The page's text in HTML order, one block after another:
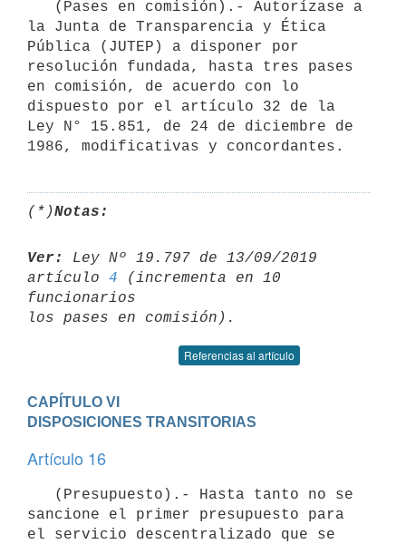
la Junta de Transparencia y Ética
Pública (JUTEP) a disponer por
resolución fundada, hasta tres pases
en comisión, de acuerdo con lo
dispuesto por el artículo 32 de la
Ley N° 15.851, de 24 de diciembre de
1986, modificativas y concordantes.
(*)Notas:
Ver:
Ley Nº 19.797 de 13/09/2019
artículo 4 (incrementa en 10
funcionarios
Referencias al artículo
CAPÍTULO VI
DISPOSICIONES TRANSITORIAS
Artículo 16
sancione el primer presupuesto para
el servicio descentralizado que se